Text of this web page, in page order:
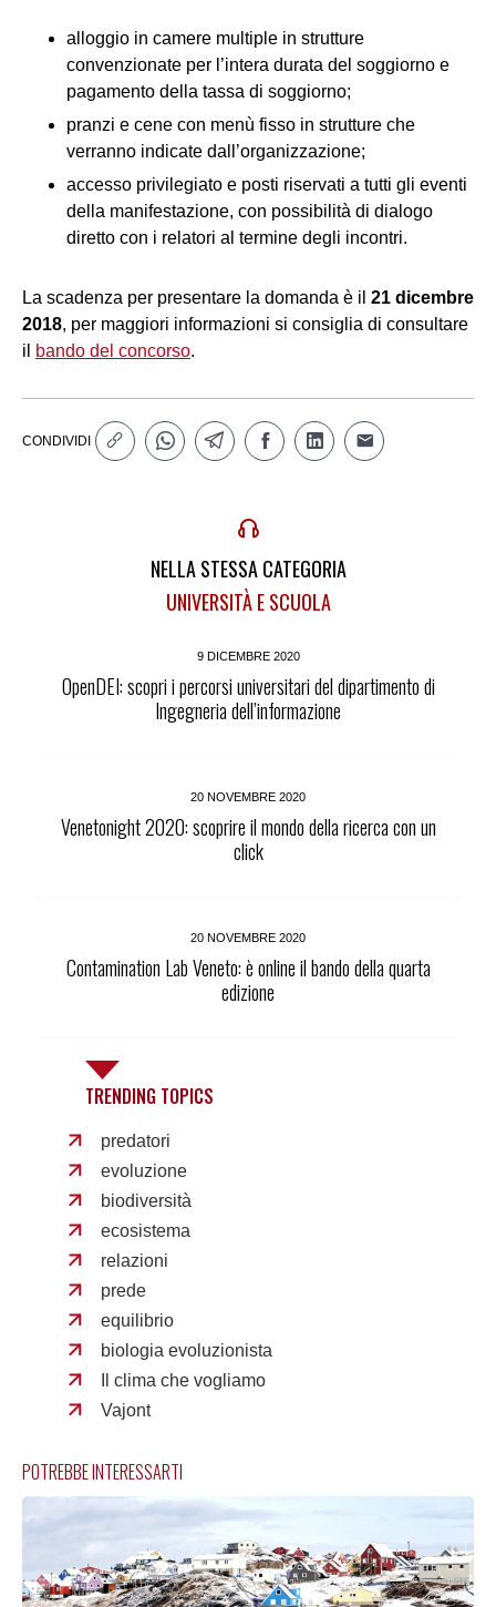
alloggio in camere multiple in strutture
convenzionate per l’intera durata del soggiorno e
pagamento della tassa di soggiorno;
pranzi e cene con menù fisso in strutture che
verranno indicate dall’organizzazione;
accesso privilegiato e posti riservati a tutti gli eventi
della manifestazione, con possibilità di dialogo
diretto con i relatori al termine degli incontri.
La scadenza per presentare la domanda è il 21 dicembre
2018, per maggiori informazioni si consiglia di consultare
il
bando del concorso.
CONDIVIDI
NELLA STESSA CATEGORIA
UNIVERSITÀ E SCUOLA
9 DICEMBRE 2020
OpenDEI: scopri i percorsi universitari del dipartimento di
Ingegneria dell’informazione
20 NOVEMBRE 2020
Venetonight 2020: scoprire il mondo della ricerca con un
click
20 NOVEMBRE 2020
Contamination Lab Veneto: è online il bando della quarta
edizione
TRENDING TOPICS
predatori
evoluzione
biodiversità
ecosistema
relazioni
prede
equilibrio
biologia evoluzionista
Il clima che vogliamo
Vajont
POTREBBE INTERESSARTI